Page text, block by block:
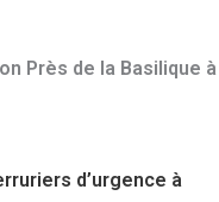
Près de la Basilique à
d’urgence à